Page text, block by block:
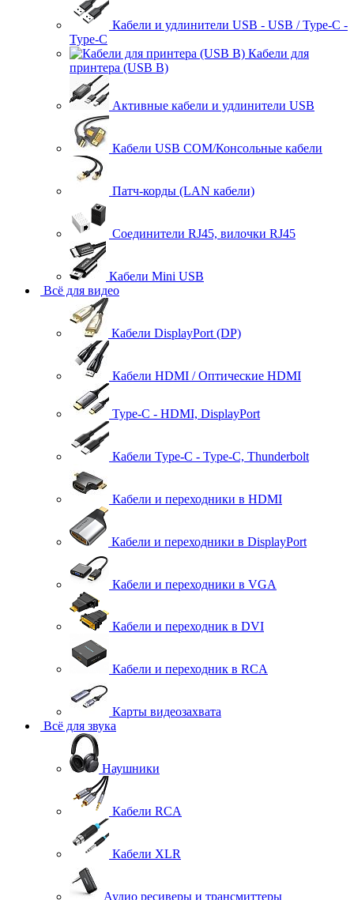
Кабели и удлинители USB - USB / Type-C -
Type-C
Кабели для
принтера (USB B)
Активные кабели и удлинители USB
Кабели USB COM/Консольные кабели
Патч-корды (LAN кабели)
Соединители RJ45, вилочки RJ45
Кабели Mini USB
Всё для видео
Кабели DisplayPort (DP)
Кабели HDMI / Оптические HDMI
Type-C - HDMI, DisplayPort
Кабели Type-C - Type-C, Thunderbolt
Кабели и переходники в HDMI
Кабели и переходники в DisplayPort
Кабели и переходники в VGA
Кабели и переходник в DVI
Кабели и переходник в RCA
Карты видеозахвата
Всё для звука
Наушники
Кабели RCA
Кабели XLR
Аудио ресиверы и трансмиттеры